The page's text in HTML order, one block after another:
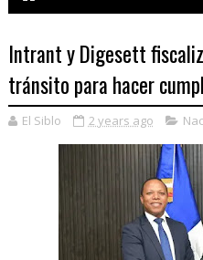
Intrant y Digesett
tránsito para hacer
El Siblo 2 years ago